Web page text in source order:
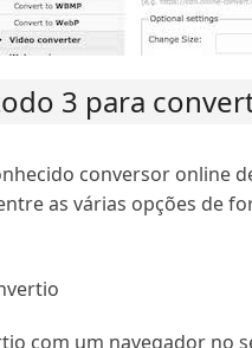
3 para
conversor online
as várias opções de
com um navegador no